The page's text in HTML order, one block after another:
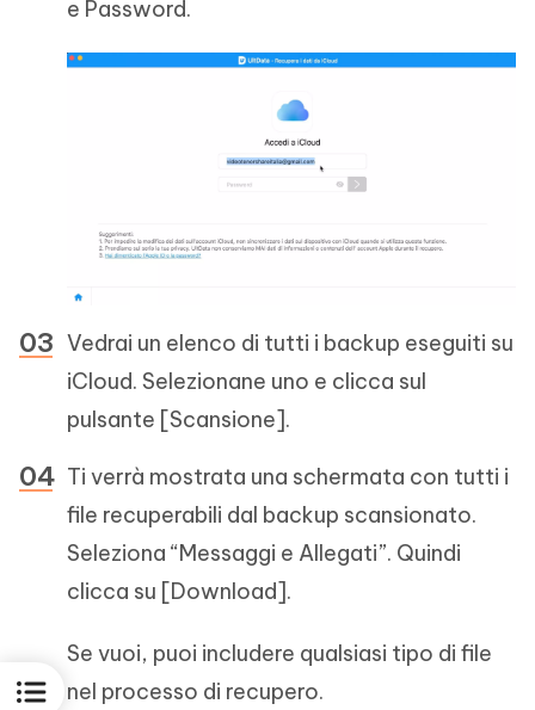
e Password.
Vedrai un elenco di tutti i backup eseguiti su
iCloud. Selezionane uno e clicca sul
pulsante [Scansione].
Ti verrà mostrata una schermata con tutti i
file recuperabili dal backup scansionato.
Seleziona “Messaggi e Allegati”. Quindi
clicca su [Download].
Se vuoi, puoi includere qualsiasi tipo di file
nel processo di recupero.